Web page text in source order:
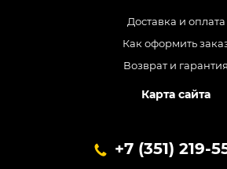
Доставка и оплата
Как оформить
Возврат и гарантия
Карта сайта
+7 (351) 219-